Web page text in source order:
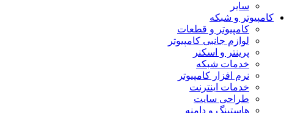
سایر
کامپیوتر و شبکه
کامپیوتر و قطعات
لوازم جانبی کامپیوتر
پرینتر و اسکنر
خدمات شبکه
نرم افزار کامپیوتر
خدمات اینترنت
طراحی سایت
هاستینگ و دامنه